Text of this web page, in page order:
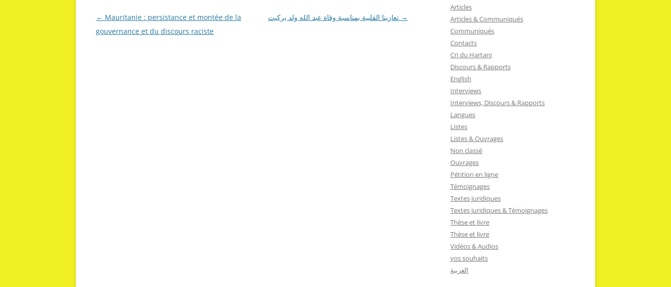
Navigation
des
← Mauritanie : persistance et montée de la
gouvernance et du discours raciste
تعازينا القلبية بمناسبة وفاة عبد الله ولد يركيت →
Articles
Articles & Communiqués
Communiqués
Contacts
Cri du Hartani
Discours & Rapports
English
Interviews
Interviews, Discours & Rapports
Langues
Listes
Listes & Ouvrages
Non classé
Ouvrages
Pétition en ligne
Témoignages
Textes juridiques
Textes juridiques & Témoignages
Thèse et livre
Thèse et livre
Vidéos & Audios
vos souhaits
العربية